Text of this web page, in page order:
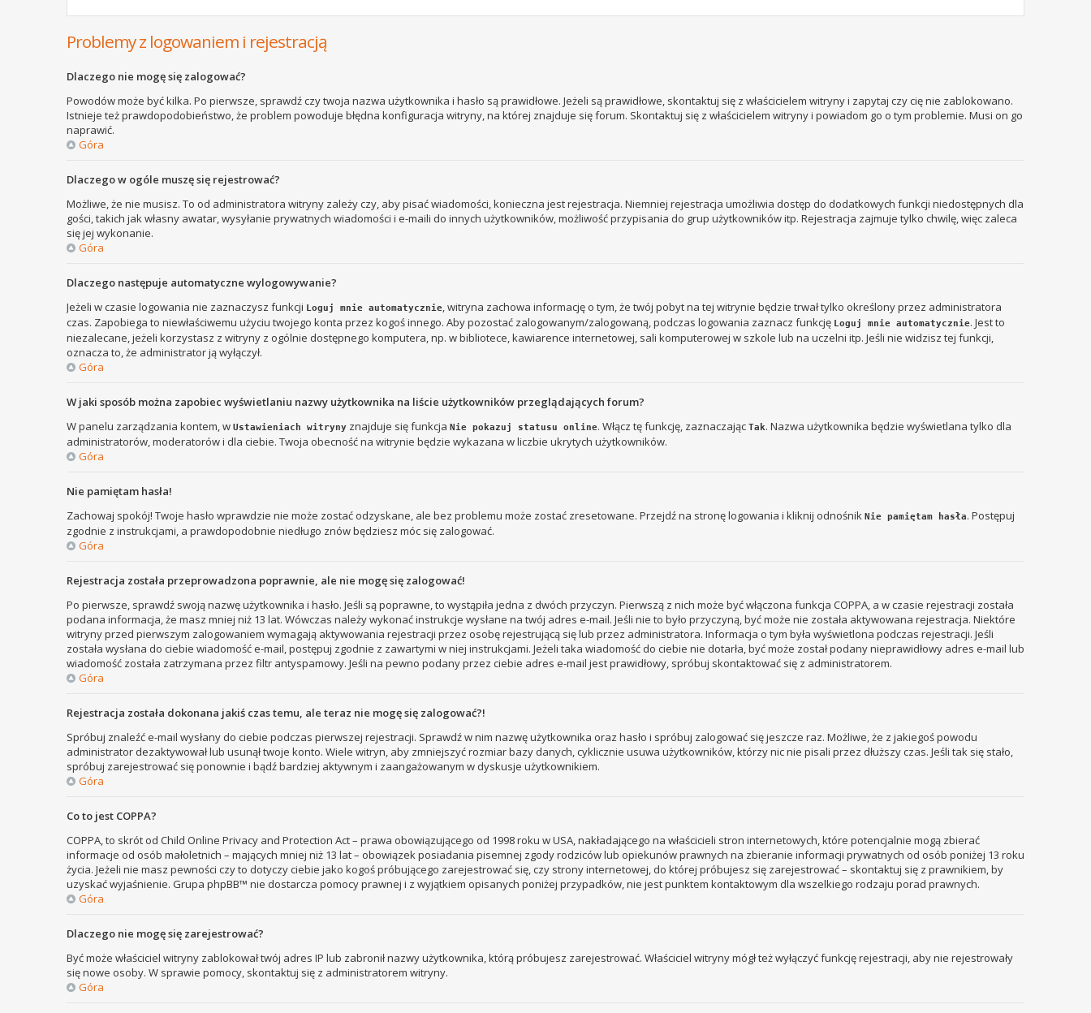
Problemy z logowaniem i rejestracją
Dlaczego nie mogę się zalogować?
Powodów może być kilka. Po pierwsze, sprawdź czy twoja nazwa użytkownika i hasło są prawidłowe. Jeżeli są prawidłowe, skontaktuj się z właścicielem witryny i zapytaj czy cię nie zablokowano.
Istnieje też prawdopodobieństwo, że problem powoduje błędna konfiguracja witryny, na której znajduje się forum. Skontaktuj się z właścicielem witryny i powiadom go o tym problemie. Musi on go
naprawić.
Góra
Dlaczego w ogóle muszę się rejestrować?
Możliwe, że nie musisz. To od administratora witryny zależy czy, aby pisać wiadomości, konieczna jest rejestracja. Niemniej rejestracja umożliwia dostęp do dodatkowych funkcji niedostępnych dla
gości, takich jak własny awatar, wysyłanie prywatnych wiadomości i e-maili do innych użytkowników, możliwość przypisania do grup użytkowników itp. Rejestracja zajmuje tylko chwilę, więc zaleca
się jej wykonanie.
Góra
Dlaczego następuje automatyczne wylogowywanie?
Jeżeli w czasie logowania nie zaznaczysz funkcji Loguj mnie automatycznie, witryna zachowa informację o tym, że twój pobyt na tej witrynie będzie trwał tylko określony przez administratora
czas. Zapobiega to niewłaściwemu użyciu twojego konta przez kogoś innego. Aby pozostać zalogowanym/zalogowaną, podczas logowania zaznacz funkcję Loguj mnie automatycznie. Jest to
niezalecane, jeżeli korzystasz z witryny z ogólnie dostępnego komputera, np. w bibliotece, kawiarence internetowej, sali komputerowej w szkole lub na uczelni itp. Jeśli nie widzisz tej funkcji,
oznacza to, że administrator ją wyłączył.
Góra
W jaki sposób można zapobiec wyświetlaniu nazwy użytkownika na liście użytkowników przeglądających forum?
W panelu zarządzania kontem, w Ustawieniach witryny znajduje się funkcja Nie pokazuj statusu online. Włącz tę funkcję, zaznaczając Tak. Nazwa użytkownika będzie wyświetlana tylko dla
administratorów, moderatorów i dla ciebie. Twoja obecność na witrynie będzie wykazana w liczbie ukrytych użytkowników.
Góra
Nie pamiętam hasła!
Zachowaj spokój! Twoje hasło wprawdzie nie może zostać odzyskane, ale bez problemu może zostać zresetowane. Przejdź na stronę logowania i kliknij odnośnik Nie pamiętam hasła. Postępuj
zgodnie z instrukcjami, a prawdopodobnie niedługo znów będziesz móc się zalogować.
Góra
Rejestracja została przeprowadzona poprawnie, ale nie mogę się zalogować!
Po pierwsze, sprawdź swoją nazwę użytkownika i hasło. Jeśli są poprawne, to wystąpiła jedna z dwóch przyczyn. Pierwszą z nich może być włączona funkcja COPPA, a w czasie rejestracji została
podana informacja, że masz mniej niż 13 lat. Wówczas należy wykonać instrukcje wysłane na twój adres e-mail. Jeśli nie to było przyczyną, być może nie została aktywowana rejestracja. Niektóre
witryny przed pierwszym zalogowaniem wymagają aktywowania rejestracji przez osobę rejestrującą się lub przez administratora. Informacja o tym była wyświetlona podczas rejestracji. Jeśli
została wysłana do ciebie wiadomość e-mail, postępuj zgodnie z zawartymi w niej instrukcjami. Jeżeli taka wiadomość do ciebie nie dotarła, być może został podany nieprawidłowy adres e-mail lub
wiadomość została zatrzymana przez filtr antyspamowy. Jeśli na pewno podany przez ciebie adres e-mail jest prawidłowy, spróbuj skontaktować się z administratorem.
Góra
Rejestracja została dokonana jakiś czas temu, ale teraz nie mogę się zalogować?!
Spróbuj znaleźć e-mail wysłany do ciebie podczas pierwszej rejestracji. Sprawdź w nim nazwę użytkownika oraz hasło i spróbuj zalogować się jeszcze raz. Możliwe, że z jakiegoś powodu
administrator dezaktywował lub usunął twoje konto. Wiele witryn, aby zmniejszyć rozmiar bazy danych, cyklicznie usuwa użytkowników, którzy nic nie pisali przez dłuższy czas. Jeśli tak się stało,
spróbuj zarejestrować się ponownie i bądź bardziej aktywnym i zaangażowanym w dyskusje użytkownikiem.
Góra
Co to jest COPPA?
COPPA, to skrót od Child Online Privacy and Protection Act – prawa obowiązującego od 1998 roku w USA, nakładającego na właścicieli stron internetowych, które potencjalnie mogą zbierać
informacje od osób małoletnich – mających mniej niż 13 lat – obowiązek posiadania pisemnej zgody rodziców lub opiekunów prawnych na zbieranie informacji prywatnych od osób poniżej 13 roku
życia. Jeżeli nie masz pewności czy to dotyczy ciebie jako kogoś próbującego zarejestrować się, czy strony internetowej, do której próbujesz się zarejestrować – skontaktuj się z prawnikiem, by
uzyskać wyjaśnienie. Grupa phpBB™ nie dostarcza pomocy prawnej i z wyjątkiem opisanych poniżej przypadków, nie jest punktem kontaktowym dla wszelkiego rodzaju porad prawnych.
Góra
Dlaczego nie mogę się zarejestrować?
Być może właściciel witryny zablokował twój adres IP lub zabronił nazwy użytkownika, którą próbujesz zarejestrować. Właściciel witryny mógł też wyłączyć funkcję rejestracji, aby nie rejestrowały
się nowe osoby. W sprawie pomocy, skontaktuj się z administratorem witryny.
Góra